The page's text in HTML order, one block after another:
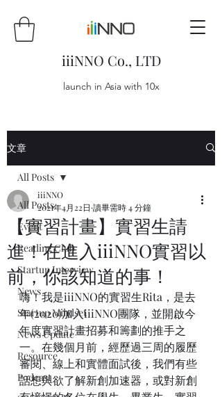
iiiNNO Co., LTD
launch in Asia with 10x
文章
All Posts
Event
Reading Club
Startup Interview
News
Startup Mindset
News Update
Resource
Podcast
All Posts
【實習計畫】實習生請
進！在進入iiiNNO實習以
前，你該知道的事！
iiiNNO
2021年4月22日 讀畢需時 4 分鐘
嗨！我是iiiNNO的實習生Rita，是去
年(2020)加入iiiNNO團隊，並開啟今
年度實習計畫招募和籌劃的推手之
一。在幾個月前，經歷過三周的履歷
審閱、線上和實體面試後，我們有些
話想與欲了解新創加速器，或對新創